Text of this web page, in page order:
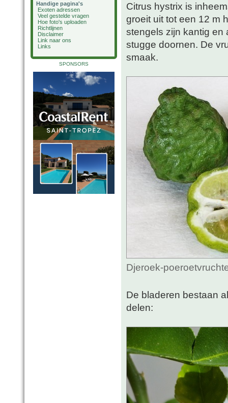
Handige pagina's
Exoten adressen
Veel gestelde vragen
Hoe foto's uploaden
Richtlijnen
Disclaimer
Link naar ons
Links
SPONSORS
Citrus hystrix is
groeit uit tot een 12 m
stengels zijn kantig en
stugge doornen. De
smaak.
Djeroek-
De bladeren bestaan
delen: